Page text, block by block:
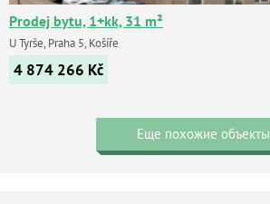
Prodej bytu, 1+kk, 31 m²
U Tyrše, Praha 5, Košíře
4 874 266 Kč
Еще похожие объекты